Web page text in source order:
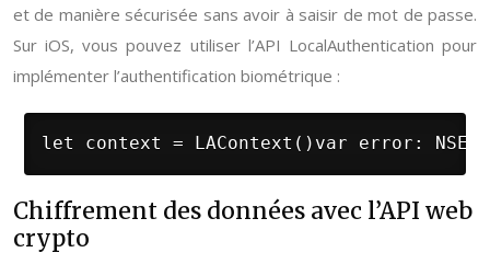
et de manière sécurisée sans avoir à saisir de mot de passe.
Sur iOS, vous pouvez utiliser l’API LocalAuthentication pour
implémenter l’authentification biométrique :
let context = LAContext()var error:
Chiffrement des données avec l’API web
crypto